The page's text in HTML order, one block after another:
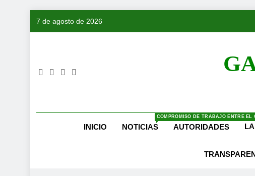
7 de agosto de 2026
INICIO NOTICIAS
COMPROMISO DE TRABAJO ENTRE EL
AUTORIDADES